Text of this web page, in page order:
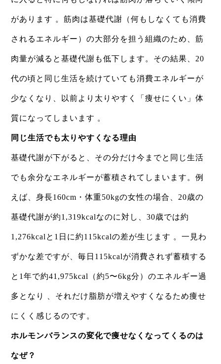
があります 。筋肉は基礎代謝（何もしなくても消費
されるエネルギー）の大部分を担う組織のため、筋
肉量が減ると基礎代謝も低下します。その結果、20
代の頃と同じ生活を続けていても消費エネルギーが
少なくなり、以前より太りやすく「痩せにくい」体
質になってしまいます 。
同じ生活でも太りやすくなる理由
基礎代謝が下がると、その分だけ今までと同じ生活
でも余分なエネルギーが蓄積されてしまいます。例
えば、身長160cm・体重50kgの女性の場合、20歳の
基礎代謝が約1,319kcalなのに対し、30歳では約
1,276kcalと1日に約115kcalの差が生じます 。一見わ
ずかな差ですが、毎日115kcalが消費されず蓄積する
と1年で約41,975kcal（約5〜6kg分）のエネルギー過
多となり 、それだけ脂肪が増えやすくなるため痩せ
にくく感じるのです。
ホルモンバランスの変化で痩せなくなってくるのは
なぜ？